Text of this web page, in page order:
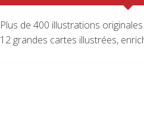
Plus de 400 illustrations originales
12 grandes cartes illustrées,